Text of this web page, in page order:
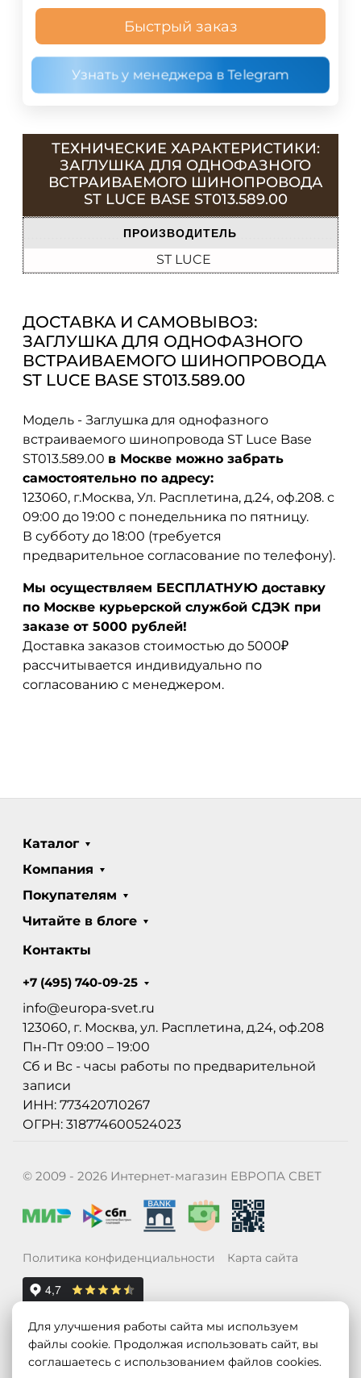
Быстрый заказ
Узнать у менеджера в Telegram
ТЕХНИЧЕСКИЕ ХАРАКТЕРИСТИКИ:
ЗАГЛУШКА ДЛЯ ОДНОФАЗНОГО
ВСТРАИВАЕМОГО ШИНОПРОВОДА
ST LUCE BASE ST013.589.00
ПРОИЗВОДИТЕЛЬ
ST LUCE
ДОСТАВКА И САМОВЫВОЗ:
ЗАГЛУШКА ДЛЯ ОДНОФАЗНОГО
ВСТРАИВАЕМОГО ШИНОПРОВОДА
ST LUCE BASE ST013.589.00
Модель - Заглушка для однофазного
встраиваемого шинопровода ST Luce Base
ST013.589.00 в Москве можно забрать
самостоятельно по адресу:
123060, г.Москва, Ул. Расплетина, д.24, оф.208. с
09:00 до 19:00 с понедельника по пятницу.
В субботу до 18:00 (требуется
предварительное согласование по телефону).
Мы осуществляем БЕСПЛАТНУЮ доставку
по Москве курьерской службой СДЭК при
заказе от 5000 рублей!
Доставка заказов стоимостью до 5000₽
рассчитывается индивидуально по
согласованию с менеджером.
Каталог
Компания
Покупателям
Читайте в блоге
Контакты
+7 (495) 740-09-25
info@europa-svet.ru
123060, г. Москва, ул. Расплетина, д.24, оф.208
Пн-Пт 09:00 – 19:00
Сб и Вс - часы работы по предварительной
записи
ИНН: 773420710267
ОГРН: 318774600524023
© 2009 - 2026 Интернет-магазин ЕВРОПА СВЕТ
Политика конфиденциальности Карта сайта
Для улучшения работы сайта мы используем
файлы cookie. Продолжая использовать сайт, вы
соглашаетесь с использованием файлов cookies.